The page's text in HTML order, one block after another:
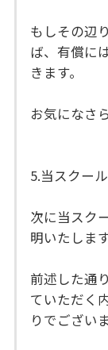
もしその辺
ば、有償に
きます。
お気になさ
5.当スクー
次に当スク
明いたします
前述した通
ていただく
りでございま